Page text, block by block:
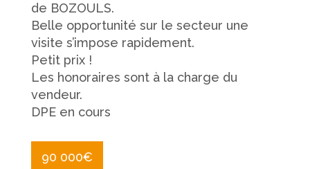
de BOZOULS.
Belle opportunité sur le secteur une
visite s’impose rapidement.
Petit prix !
Les honoraires sont à la charge du
vendeur.
DPE en cours
90 000€